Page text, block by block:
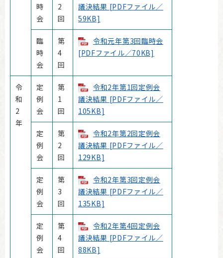
時
会
2
回
議決結果 [PDFファイル／
59KB]
臨
時
会
第
4
回
令和元年第3回臨時会
[PDFファイル／70KB]
令
和
2
年
定
例
会
第
1
回
令和2年第1回定例会
議決結果 [PDFファイル／
105KB]
定
例
会
第
2
回
令和2年第2回定例会
議決結果 [PDFファイル／
129KB]
定
例
会
第
3
回
令和2年第3回定例会
議決結果 [PDFファイル／
135KB]
定
例
会
第
4
回
令和2年第4回定例会
議決結果 [PDFファイル／
88KB]